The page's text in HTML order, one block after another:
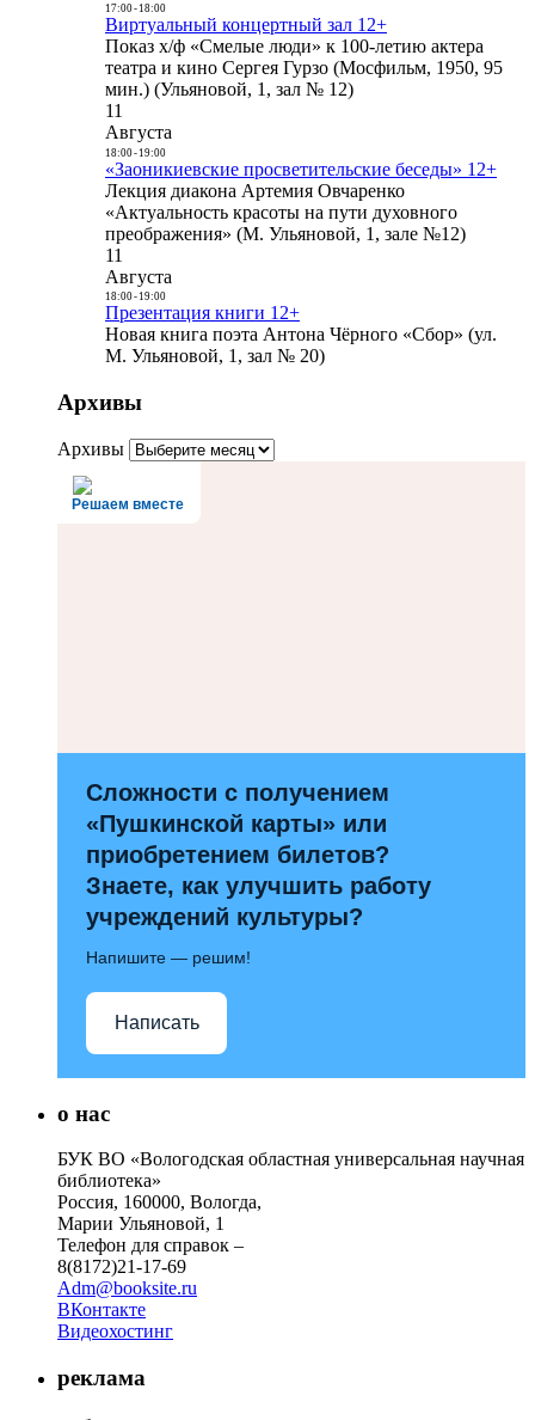
17:00- 18:00
Виртуальный концертный зал 12+
Показ х/ф «Смелые люди» к 100-летию актера
театра и кино Сергея Гурзо (Мосфильм, 1950, 95
мин.) (Ульяновой, 1, зал № 12)
11
Августа
18:00- 19:00
«Заоникиевские просветительские беседы» 12+
Лекция диакона Артемия Овчаренко
«Актуальность красоты на пути духовного
преображения» (М. Ульяновой, 1, зале №12)
11
Августа
18:00- 19:00
Презентация книги 12+
Новая книга поэта Антона Чёрного «Сбор» (ул.
М. Ульяновой, 1, зал № 20)
Архивы
Архивы
Решаем вместе
Сложности с получением
«Пушкинской карты» или
приобретением билетов?
Знаете, как улучшить работу
учреждений культуры?
Напишите — решим!
Написать
о нас
БУК ВО «Вологодская областная универсальная научная
библиотека»
Россия, 160000, Вологда,
Марии Ульяновой, 1
Телефон для справок –
8(8172)21-17-69
Adm@booksite.ru
ВКонтакте
Видеохостинг
реклама